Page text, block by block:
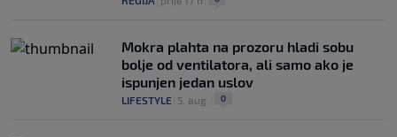
Mokra plahta na prozoru hladi sobu
bolje od ventilatora, ali samo ako je
ispunjen jedan uslov
LIFESTYLE 5. aug. 0